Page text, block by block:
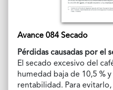
Avance 084 Secado
Pérdidas causadas por el
El secado excesivo del
humedad baja de 10,5 %
rentabilidad. Para